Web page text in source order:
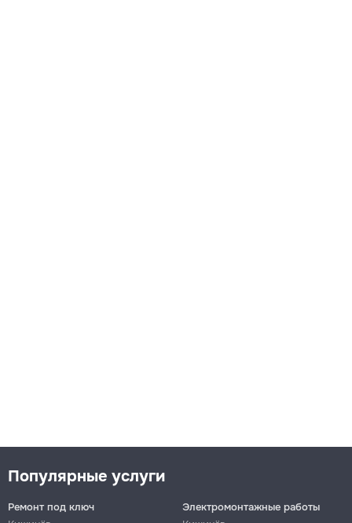
Популярные услуги
Ремонт под ключ
Электромонтажные работы